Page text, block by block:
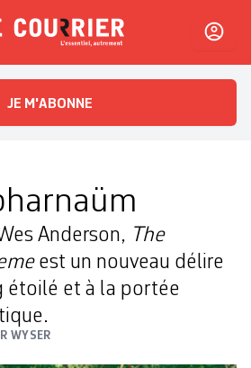
L'essentiel, autrement
JE M'ABONNE
Anderson, The
est un nouveau délire
étoilé et à la portée
WYSER